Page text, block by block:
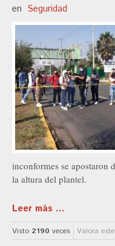
en Seguridad
inconformes se apostaron
la altura del plantel.
Leer más ...
Visto 2190 veces Valora